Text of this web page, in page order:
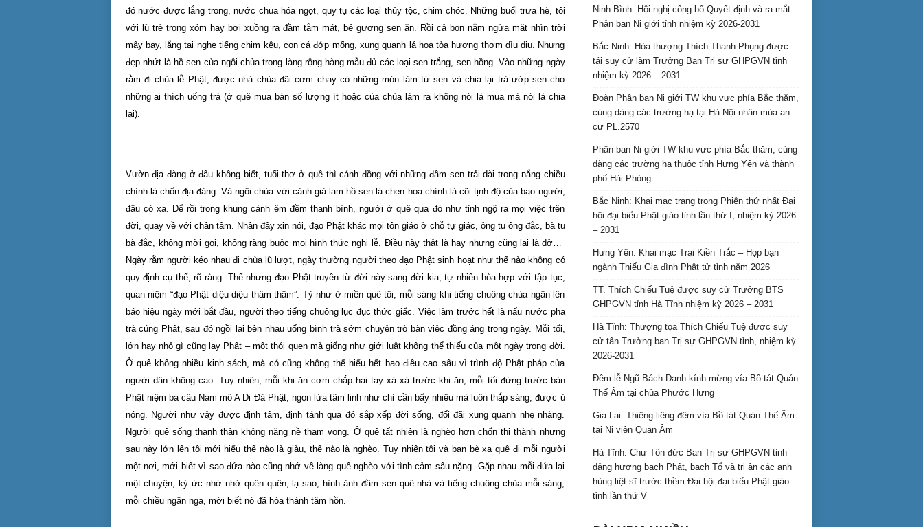
đó nước được lắng trong, nước chua hóa ngọt, quy tụ các loại thủy tộc, chim chóc. Những buổi trưa hè, tôi
với lũ trẻ trong xóm hay bơi xuồng ra đầm tắm mát, bẻ gương sen ăn. Rồi cả bọn nằm ngửa mặt nhìn trời
mây bay, lắng tai nghe tiếng chim kêu, con cá đớp mống, xung quanh lá hoa tỏa hương thơm dìu dịu. Nhưng
đẹp nhứt là hồ sen của ngôi chùa trong làng rộng hàng mẫu đủ các loại sen trắng, sen hồng. Vào những ngày
rằm đi chùa lễ Phật, được nhà chùa đãi cơm chay có những món làm từ sen và chia lại trà ướp sen cho
những ai thích uống trà (ở quê mua bán số lượng ít hoặc của chùa làm ra không nói là mua mà nói là chia
lại).
Vườn địa đàng ở đâu không biết, tuổi thơ ở quê thì cánh đồng với những đầm sen trải dài trong nắng chiều
chính là chốn địa đàng. Và ngôi chùa với cảnh già lam hồ sen lá chen hoa chính là cõi tịnh độ của bao người,
đâu có xa. Để rồi trong khung cảnh êm đềm thanh bình, người ở quê qua đó như tỉnh ngộ ra mọi việc trên
đời, quay về với chân tâm. Nhân đây xin nói, đạo Phật khác mọi tôn giáo ở chỗ tự giác, ông tu ông đắc, bà tu
bà đắc, không mời gọi, không ràng buộc mọi hình thức nghi lễ. Điều này thật là hay nhưng cũng lại là dở…
Ngày rằm người kéo nhau đi chùa lũ lượt, ngày thường người theo đạo Phật sinh hoạt như thế nào không có
quy định cụ thể, rõ ràng. Thế nhưng đạo Phật truyền từ đời này sang đời kia, tự nhiên hòa hợp với tập tục,
quan niệm “đạo Phật diệu diệu thâm thâm”. Tỷ như ở miền quê tôi, mỗi sáng khi tiếng chuông chùa ngân lên
báo hiệu ngày mới bắt đầu, người theo tiếng chuông lục đục thức giấc. Việc làm trước hết là nấu nước pha
trà cúng Phật, sau đó ngồi lại bên nhau uống bình trà sớm chuyện trò bàn việc đồng áng trong ngày. Mỗi tối,
lớn hay nhỏ gì cũng lạy Phật – một thói quen mà giống như giới luật không thể thiếu của một ngày trong đời.
Ở quê không nhiều kinh sách, mà có cũng không thể hiểu hết bao điều cao sâu vì trình độ Phật pháp của
người dân không cao. Tuy nhiên, mỗi khi ăn cơm chắp hai tay xá xá trước khi ăn, mỗi tối đứng trước bàn
Phật niệm ba câu Nam mô A Di Đà Phật, ngọn lửa tâm linh như chỉ cần bấy nhiêu mà luôn thắp sáng, được ủ
nóng. Người như vậy được định tâm, định tánh qua đó sắp xếp đời sống, đối đãi xung quanh nhẹ nhàng.
Người quê sống thanh thản không nặng nề tham vọng. Ở quê tất nhiên là nghèo hơn chốn thị thành nhưng
sau này lớn lên tôi mới hiểu thế nào là giàu, thế nào là nghèo. Tuy nhiên tôi và bạn bè xa quê đi mỗi người
một nơi, mới biết vì sao đứa nào cũng nhớ về làng quê nghèo với tình cảm sâu nặng. Gặp nhau mỗi đứa lại
một chuyện, ký ức nhớ nhớ quên quên, lạ sao, hình ảnh đầm sen quê nhà và tiếng chuông chùa mỗi sáng,
mỗi chiều ngân nga, mới biết nó đã hóa thành tâm hồn.
Ninh Bình: Hội nghị công bố Quyết định và ra mắt
Phân ban Ni giới tỉnh nhiệm kỳ 2026-2031
Bắc Ninh: Hòa thượng Thích Thanh Phụng được
tái suy cử làm Trưởng Ban Trị sự GHPGVN tỉnh
nhiệm kỳ 2026 – 2031
Đoàn Phân ban Ni giới TW khu vực phía Bắc thăm,
cúng dàng các trường hạ tại Hà Nội nhân mùa an
cư PL.2570
Phân ban Ni giới TW khu vực phía Bắc thăm, cúng
dàng các trường hạ thuộc tỉnh Hưng Yên và thành
phố Hải Phòng
Bắc Ninh: Khai mạc trang trọng Phiên thứ nhất Đại
hội đại biểu Phật giáo tỉnh lần thứ I, nhiệm kỳ 2026
– 2031
Hưng Yên: Khai mạc Trại Kiền Trắc – Họp bạn
ngành Thiếu Gia đình Phật tử tỉnh năm 2026
TT. Thích Chiếu Tuệ được suy cử Trưởng BTS
GHPGVN tỉnh Hà Tĩnh nhiệm kỳ 2026 – 2031
Hà Tĩnh: Thượng tọa Thích Chiếu Tuệ được suy
cử tân Trưởng ban Trị sự GHPGVN tỉnh, nhiệm kỳ
2026-2031
Đêm lễ Ngũ Bách Danh kính mừng vía Bồ tát Quán
Thế Âm tại chùa Phước Hưng
Gia Lai: Thiêng liêng đêm vía Bồ tát Quán Thế Âm
tại Ni viện Quan Âm
Hà Tĩnh: Chư Tôn đức Ban Trị sự GHPGVN tỉnh
dâng hương bạch Phật, bạch Tổ và tri ân các anh
hùng liệt sĩ trước thềm Đại hội đại biểu Phật giáo
tỉnh lần thứ V